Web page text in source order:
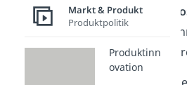
und
maximiert
Markt & Produkt
Produktpolitik
Produktinn
ovation